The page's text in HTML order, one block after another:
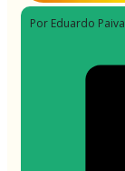
Por Eduardo Paiva